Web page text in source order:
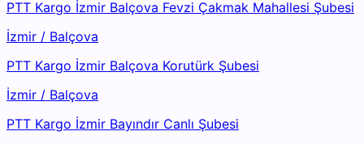
PTT Kargo İzmir Balçova Fevzi Çakmak Mahallesi Şubesi
İzmir / Balçova
PTT Kargo İzmir Balçova Korutürk Şubesi
İzmir / Balçova
PTT Kargo İzmir Bayındır Canlı Şubesi